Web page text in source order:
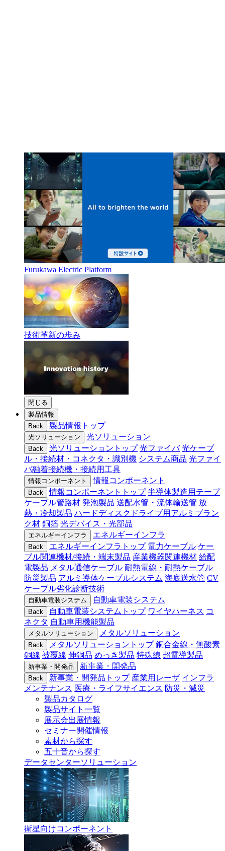
Furukawa Electric Platform
技術革新の歩み
閉じる
製品情報
Back
製品情報トップ
光ソリューション 光ソリューション
Back 光ソリューショントップ 光ファイバ 光ケーブ
ル・接続材・コネクタ・識別機 システム商品 光ファイ
バ融着接続機・接続用工具
情報コンポーネント 情報コンポーネント
Back 情報コンポーネントトップ 半導体製造用テープ
ケーブル管路材 発泡製品 送配水管・流体輸送管 放
熱・冷却製品 ハードディスクドライブ用アルミブラン
ク材 銅箔 光デバイス・光部品
エネルギーインフラ エネルギーインフラ
Back エネルギーインフラトップ 電力ケーブル ケー
ブル関連機材/接続・端末製品 産業機器関連機材 給配
電製品 メタル通信ケーブル 耐熱電線・耐熱ケーブル
防災製品 アルミ導体ケーブルシステム 海底送水管 CV
ケーブル劣化診断技術
自動車電装システム 自動車電装システム
Back 自動車電装システムトップ ワイヤハーネス コ
ネクタ 自動車用機能製品
メタルソリューション メタルソリューション
Back メタルソリューショントップ 銅合金線・無酸素
銅線 被覆線 伸銅品 めっき製品 特殊線 超電導製品
新事業・開発品 新事業・開発品
Back 新事業・開発品トップ 産業用レーザ インフラ
メンテナンス 医療・ライフサイエンス 防災・減災
製品カタログ
製品サイト一覧
展示会出展情報
セミナー開催情報
素材から探す
五十音から探す
データセンターソリューション
衛星向けコンポーネント